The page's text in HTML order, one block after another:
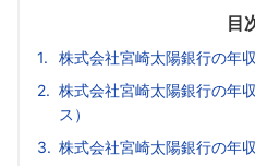
目
株式会社宮崎太陽銀行の年
株式会社宮崎太陽銀行の年
ス）
株式会社宮崎太陽銀行の年